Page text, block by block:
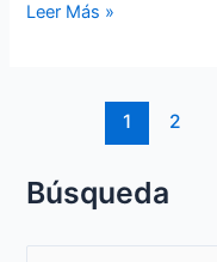
Leer Más »
1 2
Búsqueda